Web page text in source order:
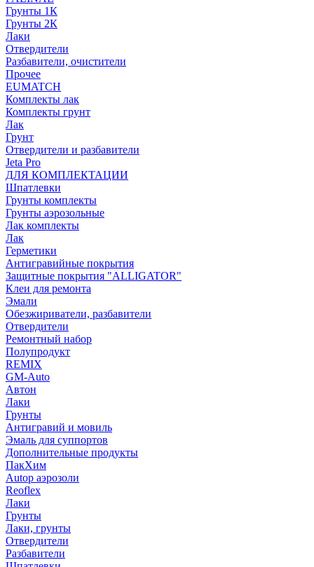
Грунты 1К
Грунты 2К
Лаки
Отвердители
Разбавители, очистители
Прочее
EUMATCH
Комплекты лак
Комплекты грунт
Лак
Грунт
Отвердители и разбавители
Jeta Pro
ДЛЯ КОМПЛЕКТАЦИИ
Шпатлевки
Грунты комплекты
Грунты аэрозольные
Лак комплекты
Лак
Герметики
Антигравийные покрытия
Защитные покрытия "ALLIGATOR"
Клеи для ремонта
Эмали
Обезжириватели, разбавители
Отвердители
Ремонтный набор
Полупродукт
REMIX
GM-Auto
Автон
Лаки
Грунты
Антигравий и мовиль
Эмаль для суппортов
Дополнительные продукты
ПакХим
Autop аэрозоли
Reoflex
Лаки
Грунты
Лаки, грунты
Отвердители
Разбавители